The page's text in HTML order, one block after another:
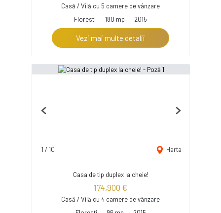
Casă / Vilă cu 5 camere de vânzare
Floresti
180 mp 2015
Vezi mai multe detalii
1 / 10 Harta
Previous Next
Casa de tip duplex la cheie!
174,900 €
Casă / Vilă cu 4 camere de vânzare